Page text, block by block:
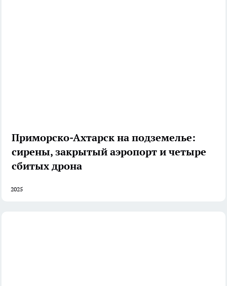
Приморско-Ахтарск на подземелье:
сирены, закрытый аэропорт и четыре
сбитых дрона
2025